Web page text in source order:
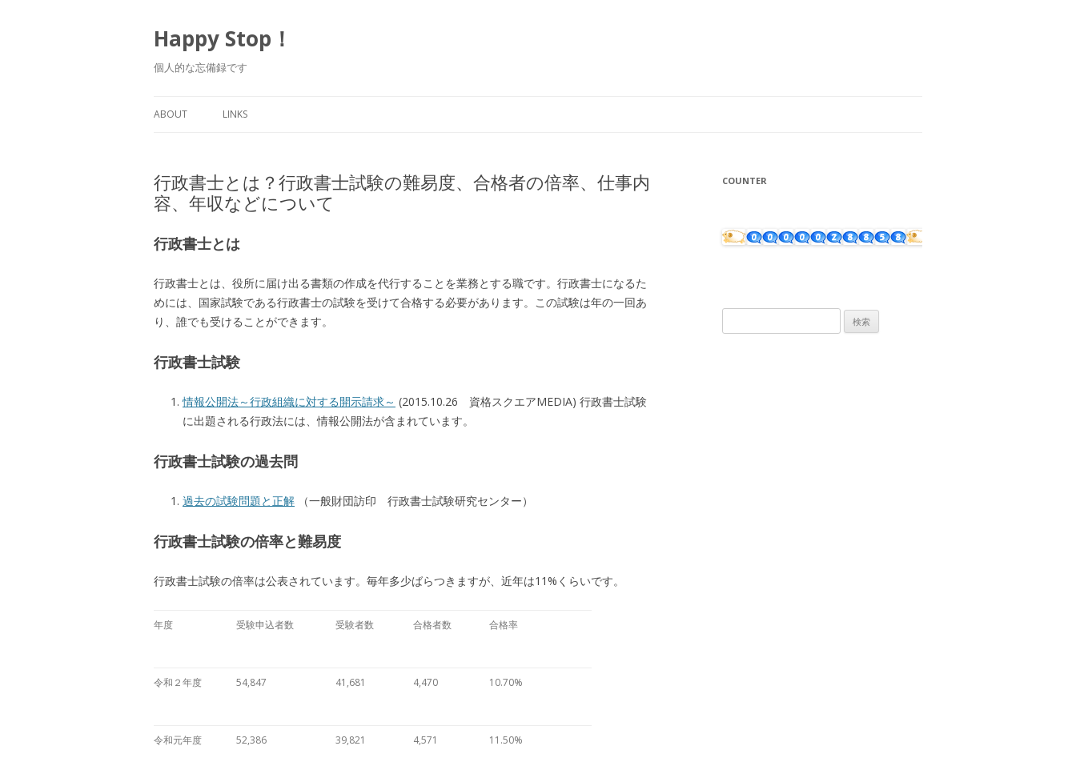
Happy Stop！
個人的な忘備録です
キ
ッ
ABOUT LINKS
行政書士とは？行政書士試験の難易度、合格者の倍率、仕事内
容、年収などについて
行政書士とは
行政書士とは、役所に届け出る書類の作成を代行することを業務とする職です。行政書士になるた
めには、国家試験である行政書士の試験を受けて合格する必要があります。この試験は年の一回あ
り、誰でも受けることができます。
行政書士試験
情報公開法～行政組織に対する開示請求～ (2015.10.26 資格スクエアMEDIA) 行政書士試験
に出題される行政法には、情報公開法が含まれています。
行政書士試験の過去問
過去の試験問題と正解 （一般財団訪印 行政書士試験研究センター）
行政書士試験の倍率と難易度
行政書士試験の倍率は公表されています。毎年多少ばらつきますが、近年は11%くらいです。
年度 受験申込者数 受験者数 合格者数 合格率
令和２年度 54,847 41,681 4,470 10.70%
令和元年度 52,386 39,821 4,571 11.50%
COUNTER
索: